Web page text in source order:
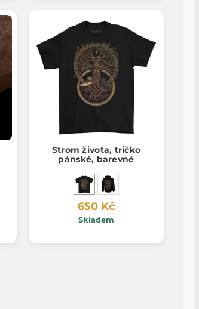
Strom života, tričko
pánské, barevné
650 Kč
Skladem